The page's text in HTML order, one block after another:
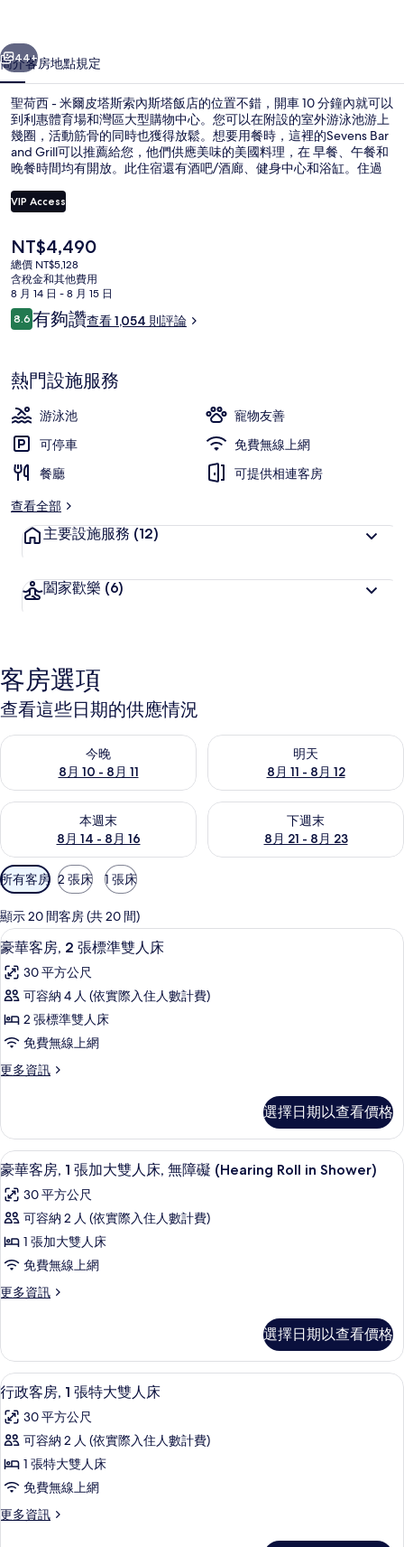
塔
斯
索
內
斯
塔
店
的
相
集
個 下一個
44+
簡介客房地點規定
聖荷西 - 米爾皮塔斯索內斯塔飯店的位置不錯，開車 10 分鐘內就可以
到利惠體育場和灣區大型購物中心。您可以在附設的室外游泳池游上
幾圈，活動筋骨的同時也獲得放鬆。想要用餐時，這裡的Sevens Bar
and Grill可以推薦給您，他們供應美味的美國料理，在 早餐、午餐和
晚餐時間均有開放。此住宿還有酒吧/酒廊、健身中心和浴缸。住過
VIP Access
目
前
的
價
格
是
NT$4,490
總價 NT$5,128
含稅金和其他費用
8 月 14 日 - 8 月 15 日
評
論
8.68.6 分，滿分 10 分，
有夠讚查看 1,054 則評論
熱門設施服務
游泳池
寵物友善
可停車
免費無線上網
餐廳
可提供相連客房
查看全部
主要設施服務 (12)
闔家歡樂 (6)
客房選項
查看這些日期的供應情況
今晚
8月 10 - 8月 11
查看今晚 (8月 10 - 8月 11) 的供應情況
明天
8月 11 - 8月 12
查看明天 (8月 11 - 8月 12) 的供
本週末
8月 14 - 8月 16
查看本週末 (8月 14 - 8月 16) 的供應情況
下週末
8月 21 - 8月 23
查看下週末 (8月 21 - 8月 23)
可
用
的
客
房
篩
選
條
所有客房 2 張床 1 張床
顯示 20 間客房 (共 20 間)
顯
示
豪
華
客
2
標
準
雙
人
床
的
所
有
高級寢具、客房內保險箱、書桌、筆
4
豪華客房, 2 張標準雙人床
30 平方公尺
可容納 4 人 (依實際入住人數計費)
2 張標準雙人床
免費無線上網
更多資訊
更
客
房,
2
標
準
人
床
詳
選擇日期以查看價格
顯
示
豪
華
客
1
加
大
雙
人
床,
無
障
礙
高級寢具、客房內保險箱、書桌、筆
4
豪華客房, 1 張加大雙人床, 無障礙 (Hearing Roll in Shower)
30 平方公尺
可容納 2 人 (依實際入住人數計費)
1 張加大雙人床
免費無線上網
更多資訊
更
客
房,
1
張
加
大
人
床,
障
選擇日期以查看價格
顯
示
行
政
客
1
高級寢具、客房內保險箱、書桌、筆
4
行政客房, 1 張特大雙人床
30 平方公尺
可容納 2 人 (依實際入住人數計費)
1 張特大雙人床
免費無線上網
更多資訊
更